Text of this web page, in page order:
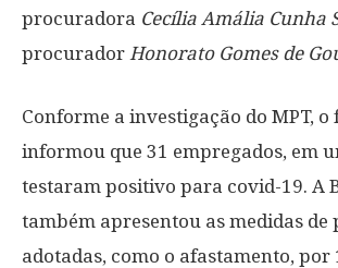
procuradora Cecília Amália Cunha
procurador Honorato Gomes de
Conforme a investigação do MPT,
informou que 31 empregados, em
testaram positivo para covid-19. A
também apresentou as medidas de
adotadas, como o afastamento, por